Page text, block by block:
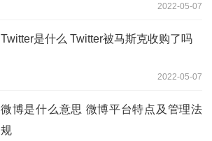
2022-05-07
Twitter是什么 Twitter被马斯克收购了吗
2022-05-07
微博是什么意思 微博平台特点及管理法
规